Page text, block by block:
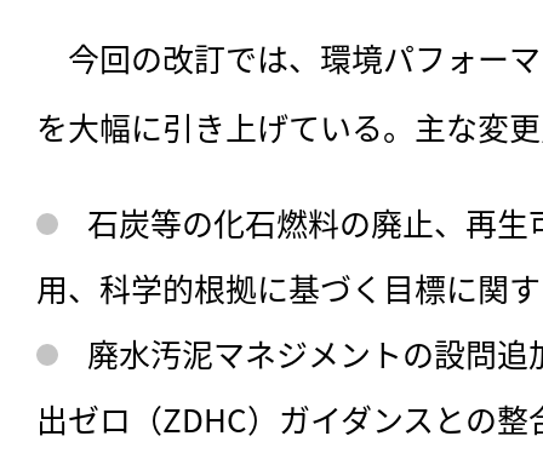
今回の改訂では、 環境パフォー
を大幅に引き上げている。主な変
石炭等の化石燃料の廃止、再
用、科学的根拠に基づく目標に関
廃水汚泥マネジメントの設問
出ゼロ（ZDHC）ガイダンスとの整